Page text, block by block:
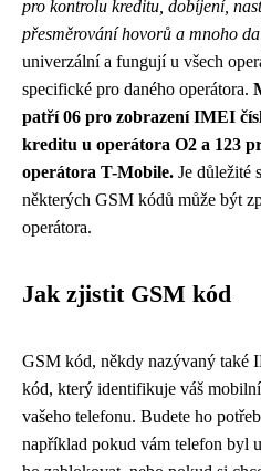
pro kontrolu kreditu, dobíjení,
přesměrování hovorů a mnoho
univerzální a fungují u všech
specifické pro daného operátora.
patří 06 pro zobrazení IMEI
kreditu u operátora O2 a 123
operátora T-Mobile. Je důležité
některých GSM kódů může být
operátora.
Jak zjistit GSM kód
GSM kód, někdy nazývaný také
kód, který identifikuje váš
vašeho telefonu. Budete ho
například pokud vám telefon byl